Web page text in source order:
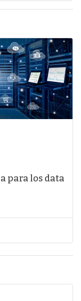
para los data